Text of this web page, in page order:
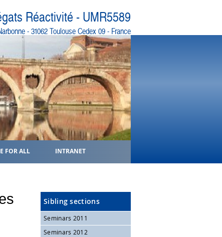
Réactivité - UMR5589
- 31062 Toulouse Cedex 09 - France
FOR ALL INTRANET
Sibling sections
Seminars 2011
Seminars 2012